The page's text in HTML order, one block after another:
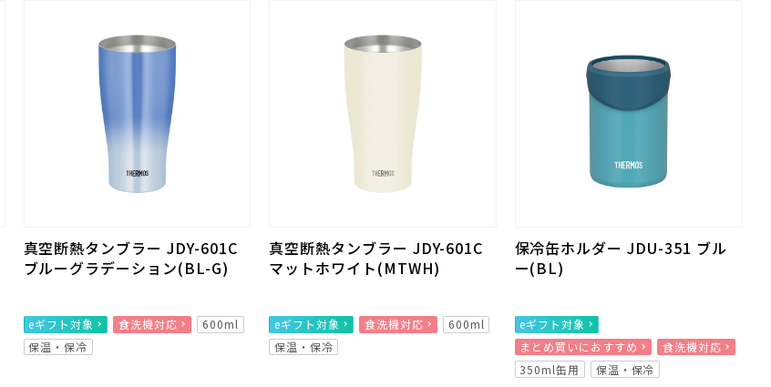
真空断熱タンブラー JDY-601C
ブルーグラデーション(BL-G)
eギフト対象 食洗機対応
600ml
保温・保冷
真空断熱タンブラー JDY-601C
マットホワイト(MTWH)
eギフト対象 食洗機対応
600ml
保温・保冷
保冷缶ホルダー JDU-351 ブル
ー(BL)
eギフト対象
まとめ買いにおすすめ
食洗機対応
350ml缶用
保温・保冷